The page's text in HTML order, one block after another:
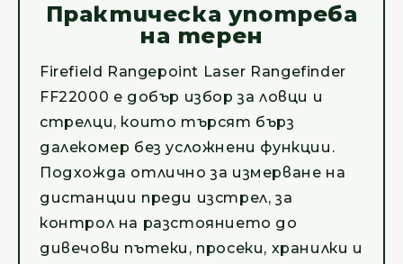
Практическа употреба
на терен
Firefield Rangepoint Laser Rangefinder
FF22000 е добър избор за ловци и
стрелци, които търсят бърз
далекомер без усложнени функции.
Подхожда отлично за измерване на
дистанции преди изстрел, за
контрол на разстоянието до
дивечови пътеки, просеки, хранилки и